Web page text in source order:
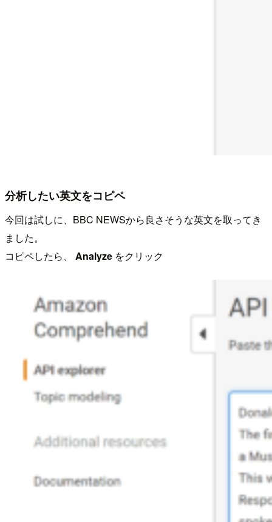
分析したい英文をコピペ
今回は試しに、BBC NEWSから良さそうな英文を取ってき
ました。
コピペしたら、 Analyze をクリック